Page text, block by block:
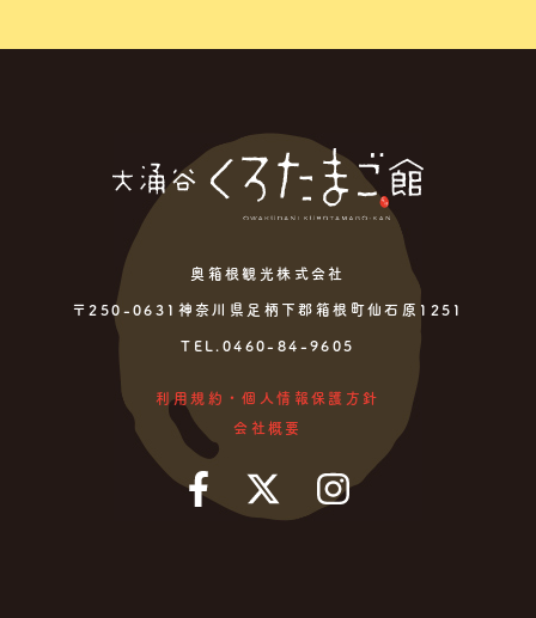
奥箱根観光株式会社
〒250-0631神奈川県足柄下郡箱根町仙石原1251
TEL.0460-84-9605
利用規約・個人情報保護方針
会社概要